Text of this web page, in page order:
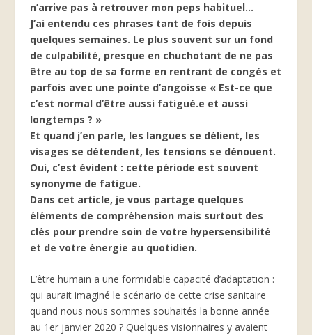
n’arrive pas à retrouver mon peps habituel…
J’ai entendu ces phrases tant de fois depuis
quelques semaines. Le plus souvent sur un fond
de culpabilité, presque en chuchotant de ne pas
être au top de sa forme en rentrant de congés et
parfois avec une pointe d’angoisse « Est-ce que
c’est normal d’être aussi fatigué.e et aussi
longtemps ? »
Et quand j’en parle, les langues se délient, les
visages se détendent, les tensions se dénouent.
Oui, c’est évident : cette période est souvent
synonyme de fatigue.
Dans cet article, je vous partage quelques
éléments de compréhension mais surtout des
clés pour prendre soin de votre hypersensibilité
et de votre énergie au quotidien.
L’être humain a une formidable capacité d’adaptation :
qui aurait imaginé le scénario de cette crise sanitaire
quand nous nous sommes souhaités la bonne année
au 1er janvier 2020 ? Quelques visionnaires y avaient